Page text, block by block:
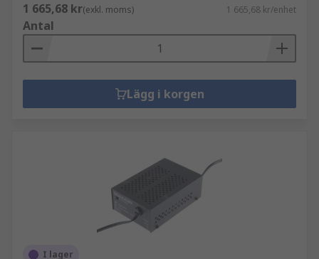
1 665,68 kr(exkl. moms) 1 665,68 kr/enhet
Antal
Lägg i korgen
I lager